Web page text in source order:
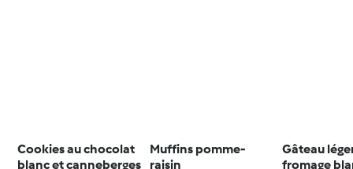
Cookies au chocolat
blanc et canneberges
Muffins pomme-
raisin
Gâteau
fromage